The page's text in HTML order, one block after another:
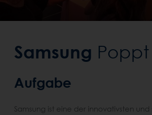
Samsung
Aufgabe
Samsung ist eine der innovativsten